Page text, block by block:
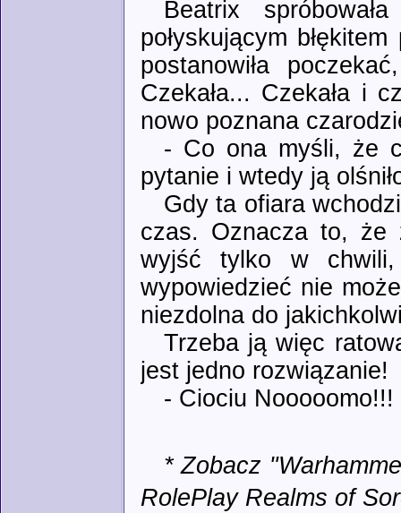
Beatrix
połyskującym
postanowiła
Czekała... Czekała i
nowo poznana
- Co ona myśli, że
pytanie i wtedy ją
Gdy ta ofiara
czas. Oznacza to, że
wyjść tylko w
wypowiedzieć nie
niezdolna do
Trzeba ją więc
jest jedno rozwiązanie!
- Ciociu
* Zobacz
RolePlay Realms of